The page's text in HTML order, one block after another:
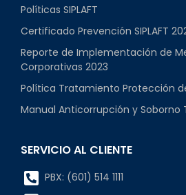
Políticas SIPLAFT
Certificado Prevención SIPLAFT
Reporte de Implementación de
Corporativas 2023
Política Tratamiento Protección
Manual Anticorrupción y Soborno
SERVICIO AL CLIENTE
PBX: (601) 514 1111